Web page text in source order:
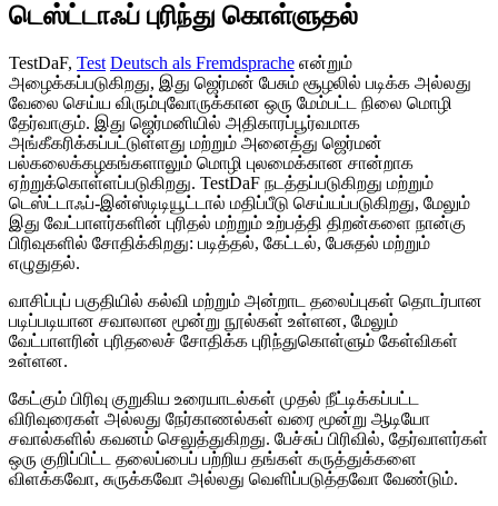
டெஸ்ட்டாஃப் புரிந்து கொள்ளுதல்
TestDaF, Test Deutsch als Fremdsprache என்றும்
அழைக்கப்படுகிறது, இது ஜெர்மன் பேசும் சூழலில் படிக்க அல்லது
வேலை செய்ய விரும்புவோருக்கான ஒரு மேம்பட்ட நிலை மொழி
தேர்வாகும். இது ஜெர்மனியில் அதிகாரப்பூர்வமாக
அங்கீகரிக்கப்பட்டுள்ளது மற்றும் அனைத்து ஜெர்மன்
பல்கலைக்கழகங்களாலும் மொழி புலமைக்கான சான்றாக
ஏற்றுக்கொள்ளப்படுகிறது. TestDaF நடத்தப்படுகிறது மற்றும்
டெஸ்ட்டாஃப்-இன்ஸ்டிடியூட்டால் மதிப்பீடு செய்யப்படுகிறது, மேலும்
இது வேட்பாளர்களின் புரிதல் மற்றும் உற்பத்தி திறன்களை நான்கு
பிரிவுகளில் சோதிக்கிறது: படித்தல், கேட்டல், பேசுதல் மற்றும்
எழுதுதல்.
வாசிப்புப் பகுதியில் கல்வி மற்றும் அன்றாட தலைப்புகள் தொடர்பான
படிப்படியான சவாலான மூன்று நூல்கள் உள்ளன, மேலும்
வேட்பாளரின் புரிதலைச் சோதிக்க புரிந்துகொள்ளும் கேள்விகள்
உள்ளன.
கேட்கும் பிரிவு குறுகிய உரையாடல்கள் முதல் நீட்டிக்கப்பட்ட
விரிவுரைகள் அல்லது நேர்காணல்கள் வரை மூன்று ஆடியோ
சவால்களில் கவனம் செலுத்துகிறது. பேச்சுப் பிரிவில், தேர்வாளர்கள்
ஒரு குறிப்பிட்ட தலைப்பைப் பற்றிய தங்கள் கருத்துக்களை
விளக்கவோ, சுருக்கவோ அல்லது வெளிப்படுத்தவோ வேண்டும்.